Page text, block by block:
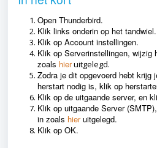
Open Thunderbird.
Klik links onderin op het tandwiel.
Klik op Account instellingen.
Klik op Serverinstellingen, wijzig
zoals hieruitgelegd.
Zodra je dit opgevoerd hebt krijg
herstart nodig is, klik op
Klik op de uitgaande server, en
Klik op uitgaande Server
in zoals hieruitgelegd.
Klik op OK.